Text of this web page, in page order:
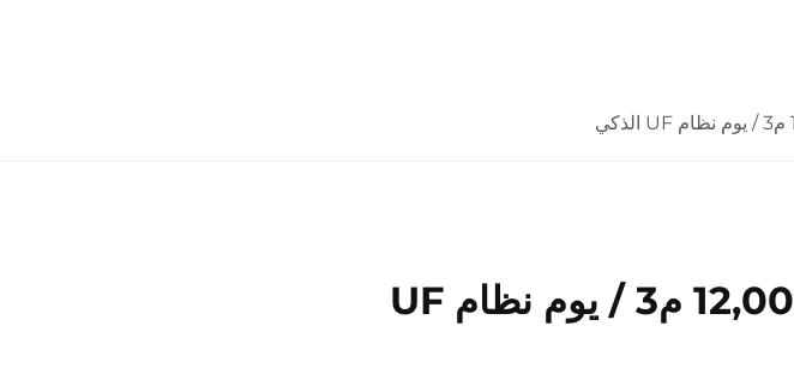
محطة مياه حاويات لـ 37 قرية جبلية في ماتشينغ 12,000 م3 / يوم نظام UF